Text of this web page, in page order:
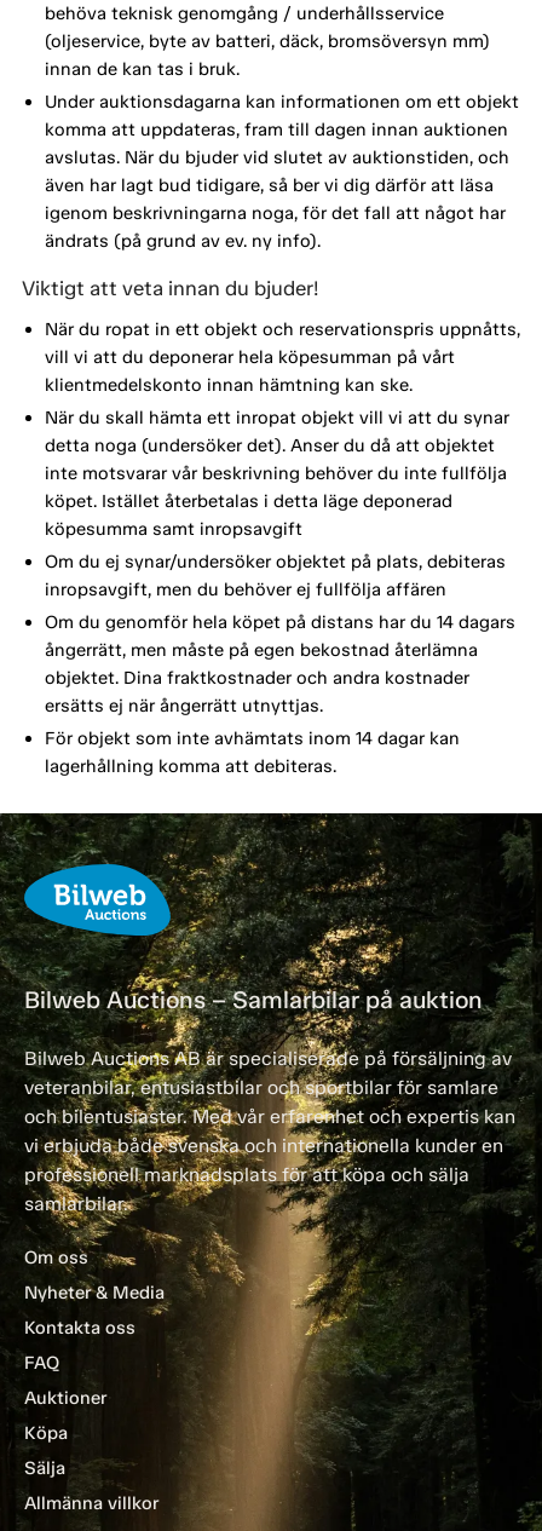
behöva teknisk genomgång / underhållsservice
(oljeservice, byte av batteri, däck, bromsöversyn mm)
innan de kan tas i bruk.
Under auktionsdagarna kan informationen om ett objekt
komma att uppdateras, fram till dagen innan auktionen
avslutas. När du bjuder vid slutet av auktionstiden, och
även har lagt bud tidigare, så ber vi dig därför att läsa
igenom beskrivningarna noga, för det fall att något har
ändrats (på grund av ev. ny info).
Viktigt att veta innan du bjuder!
När du ropat in ett objekt och reservationspris uppnåtts,
vill vi att du deponerar hela köpesumman på vårt
klientmedelskonto innan hämtning kan ske.
När du skall hämta ett inropat objekt vill vi att du synar
detta noga (undersöker det). Anser du då att objektet
inte motsvarar vår beskrivning behöver du inte fullfölja
köpet. Istället återbetalas i detta läge deponerad
köpesumma samt inropsavgift
Om du ej synar/undersöker objektet på plats, debiteras
inropsavgift, men du behöver ej fullfölja affären
Om du genomför hela köpet på distans har du 14 dagars
ångerrätt, men måste på egen bekostnad återlämna
objektet. Dina fraktkostnader och andra kostnader
ersätts ej när ångerrätt utnyttjas.
För objekt som inte avhämtats inom 14 dagar kan
lagerhållning komma att debiteras.
Bilweb Auctions – Samlarbilar på auktion
Bilweb Auctions AB är specialiserade på försäljning av
veteranbilar, entusiastbilar och sportbilar för samlare
och bilentusiaster. Med vår erfarenhet och expertis kan
vi erbjuda både svenska och internationella kunder en
professionell marknadsplats för att köpa och sälja
samlarbilar.
Om oss
Nyheter & Media
Kontakta oss
FAQ
Auktioner
Köpa
Sälja
Allmänna villkor